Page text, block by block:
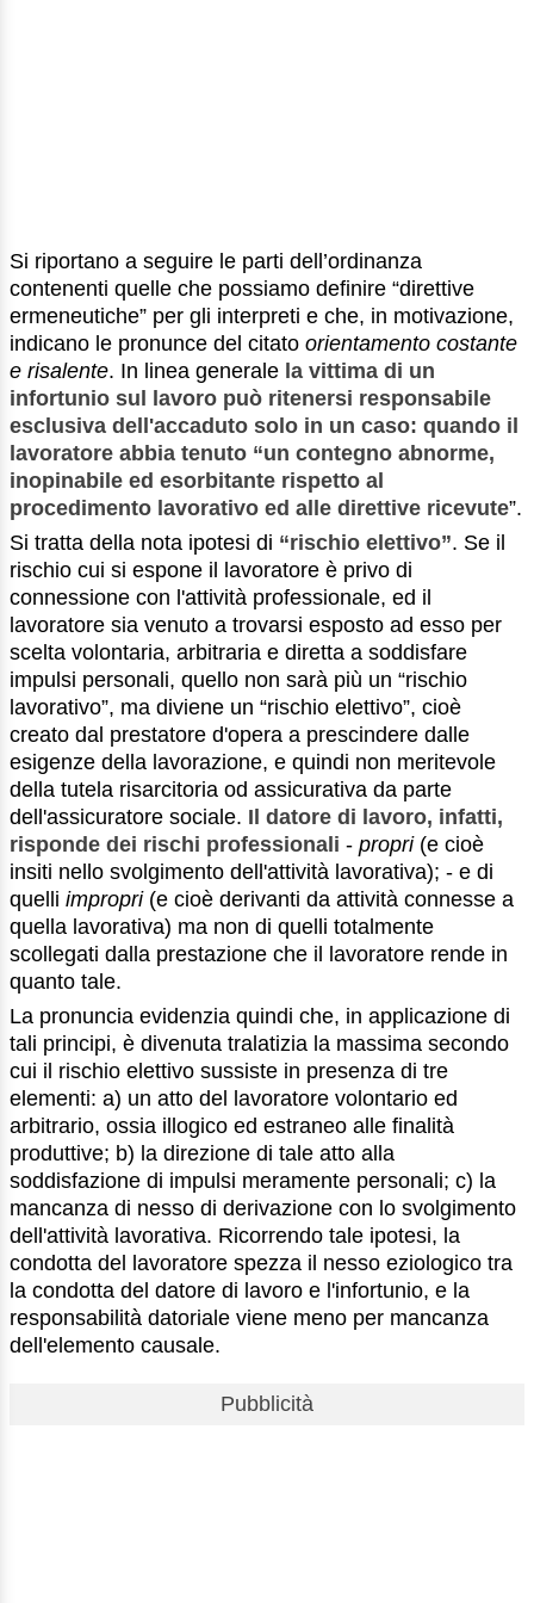
Si riportano a seguire le parti dell’ordinanza
contenenti quelle che possiamo definire “direttive
ermeneutiche” per gli interpreti e che, in motivazione,
indicano le pronunce del citato orientamento costante
e risalente. In linea generale la vittima di un
infortunio sul lavoro può ritenersi responsabile
esclusiva dell'accaduto solo in un caso: quando il
lavoratore abbia tenuto “un contegno abnorme,
inopinabile ed esorbitante rispetto al
procedimento lavorativo ed alle direttive ricevute”.
Si tratta della nota ipotesi di “rischio elettivo”. Se il
rischio cui si espone il lavoratore è privo di
connessione con l'attività professionale, ed il
lavoratore sia venuto a trovarsi esposto ad esso per
scelta volontaria, arbitraria e diretta a soddisfare
impulsi personali, quello non sarà più un “rischio
lavorativo”, ma diviene un “rischio elettivo”, cioè
creato dal prestatore d'opera a prescindere dalle
esigenze della lavorazione, e quindi non meritevole
della tutela risarcitoria od assicurativa da parte
dell'assicuratore sociale. Il datore di lavoro, infatti,
risponde dei rischi professionali - propri(e cioè
insiti nello svolgimento dell'attività lavorativa); - e di
quelli impropri(e cioè derivanti da attività connesse a
quella lavorativa) ma non di quelli totalmente
scollegati dalla prestazione che il lavoratore rende in
quanto tale.
La pronuncia evidenzia quindi che, in applicazione di
tali principi, è divenuta tralatizia la massima secondo
cui il rischio elettivo sussiste in presenza di tre
elementi: a) un atto del lavoratore volontario ed
arbitrario, ossia illogico ed estraneo alle finalità
produttive; b) la direzione di tale atto alla
soddisfazione di impulsi meramente personali; c) la
mancanza di nesso di derivazione con lo svolgimento
dell'attività lavorativa. Ricorrendo tale ipotesi, la
condotta del lavoratore spezza il nesso eziologico tra
la condotta del datore di lavoro e l'infortunio, e la
responsabilità datoriale viene meno per mancanza
dell'elemento causale.
Pubblicità